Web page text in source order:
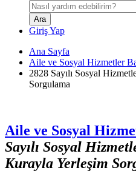
Giriş Yap
Ana Sayfa
Aile ve Sosyal Hizmetler
2828 Sayılı Sosyal
Sorgulama
Aile ve Sosyal
Sayılı Sosyal
Kurayla Yerleşim